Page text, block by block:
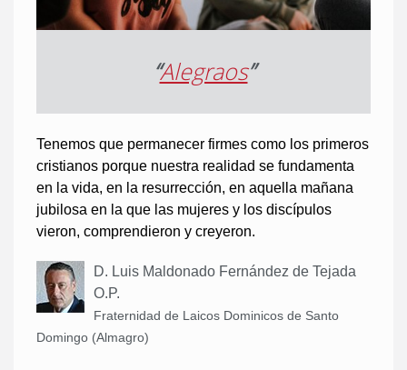
“Alegraos”
Tenemos que permanecer firmes como los primeros
cristianos porque nuestra realidad se fundamenta
en la vida, en la resurrección, en aquella mañana
jubilosa en la que las mujeres y los discípulos
vieron, comprendieron y creyeron.
D. Luis Maldonado Fernández de Tejada
O.P.
Fraternidad de Laicos Dominicos de Santo
Domingo (Almagro)